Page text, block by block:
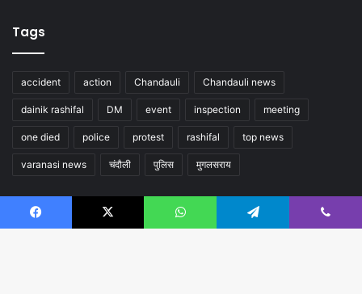
Tags
accident action Chandauli Chandauli news
dainik rashifal DM event inspection meeting
one died police protest rashifal top news
varanasi news चंदौली पुलिस मुगलसराय
Follow us
Facebook X WhatsApp Telegram Viber